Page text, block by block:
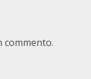
commento.